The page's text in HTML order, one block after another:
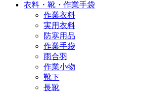
衣料・靴・作業手袋
作業衣料
実用衣料
防寒用品
作業手袋
雨合羽
作業小物
靴下
長靴